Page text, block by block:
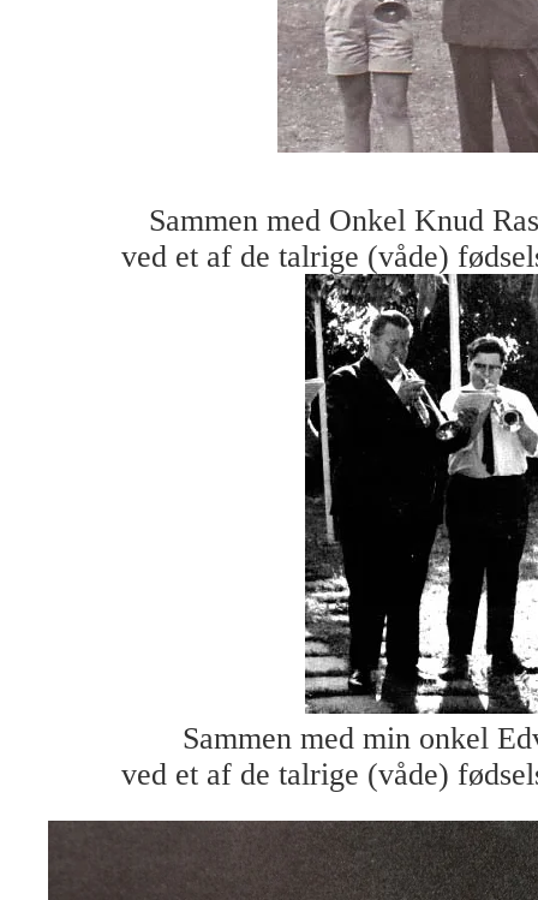
Sammen med Onkel Knud
ved et af de talrige (våde)
Sammen med min onkel
ved et af de talrige (våde)